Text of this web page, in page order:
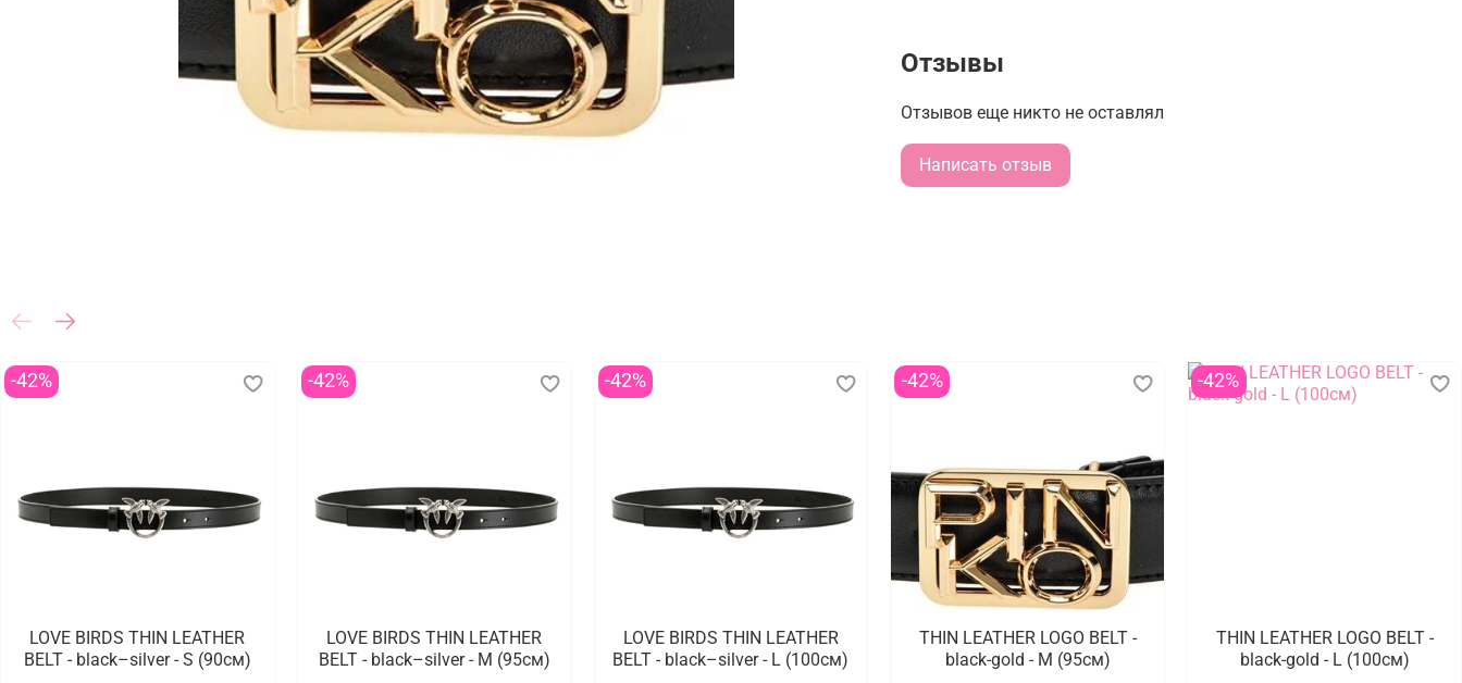
Отзывы
Отзывов еще никто не оставлял
Написать отзыв
-42%
LOVE BIRDS THIN LEATHER
BELT - black–silver - S (90см)
-42%
LOVE BIRDS THIN LEATHER
BELT - black–silver - M (95см)
-42%
LOVE BIRDS THIN LEATHER
BELT - black–silver - L (100см)
-42%
THIN LEATHER LOGO BELT -
black-gold - M (95см)
-42%
THIN LEATHER LOGO BELT -
black-gold - L (100см)